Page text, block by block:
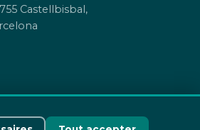
Castellbisbal,